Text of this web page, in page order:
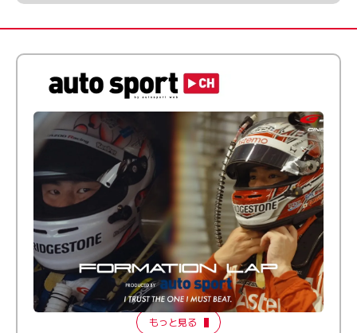
倒す相手を、信じてる。小林利徠斗 × 野村勇斗
【FORMATION LAP Produced by auto sport】
2026 Episode 2
もっと見る